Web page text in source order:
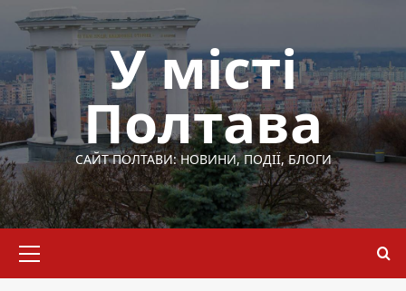
Перейти
вмісту
У місті
Полтава
САЙТ ПОЛТАВИ: НОВИНИ, ПОДІЇ, БЛОГИ
меню